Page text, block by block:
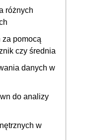
różnych
pomocą
czy średnia
danych w
do analizy
w